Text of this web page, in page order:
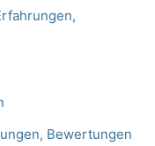
Bewertungen